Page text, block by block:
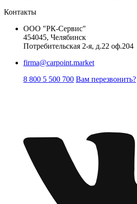
Контакты
ООО "РК-Сервис"
454045, Челябинск
Потребительская 2-я, д.22 оф.204
firma@carpoint.market
8 800 5 500 700 Вам перезвонить?